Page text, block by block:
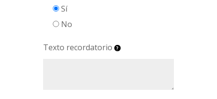
Sí
No
Texto recordatorio